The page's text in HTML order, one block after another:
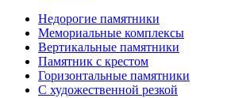
Недорогие памятники
Мемориальные комплексы
Вертикальные памятники
Памятник с крестом
Горизонтальные памятники
С художественной резкой